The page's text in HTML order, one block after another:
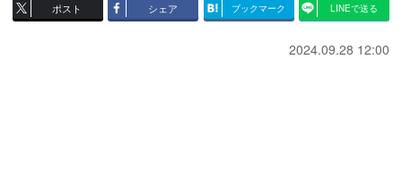
ポスト シェア ブックマーク LINEで送る
2024.09.28 12:00